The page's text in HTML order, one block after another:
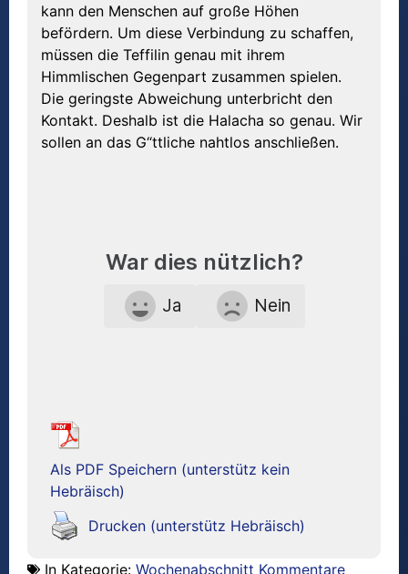
kann den Menschen auf große Höhen
befördern. Um diese Verbindung zu schaffen,
müssen die Teffilin genau mit ihrem
Himmlischen Gegenpart zusammen spielen.
Die geringste Abweichung unterbricht den
Kontakt. Deshalb ist die Halacha so genau. Wir
sollen an das G“ttliche nahtlos anschließen.
War dies nützlich?
Ja Nein
Als PDF Speichern (unterstütz kein
Hebräisch)
Drucken (unterstütz Hebräisch)
In Kategorie: Wochenabschnitt Kommentare